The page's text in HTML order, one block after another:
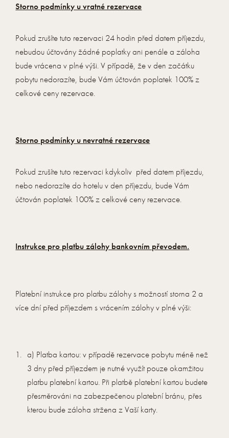
Storno podmínky u vratné rezervace
Pokud zrušíte tuto rezervaci 24 hodin před datem příjezdu,
nebudou účtovány žádné poplatky ani penále a záloha
bude vrácena v plné výši. V případě, že v den začátku
pobytu nedorazíte, bude Vám účtován poplatek 100% z
celkové ceny rezervace.
Storno podmínky u nevratné rezervace
Pokud zrušíte tuto rezervaci kdykoliv před datem příjezdu,
nebo nedorazíte do hotelu v den příjezdu, bude Vám
účtován poplatek 100% z celkové ceny rezervace.
Instrukce pro platbu zálohy bankovním převodem.
Platební instrukce pro platbu zálohy s možností storna 2 a
více dní před příjezdem s vrácením zálohy v plné výši:
a) Platba kartou: v případě rezervace pobytu méně než
3 dny před příjezdem je nutné využít pouze okamžitou
platbu platební kartou. Při platbě platební kartou budete
přesměrováni na zabezpečenou platební bránu, přes
kterou bude záloha stržena z Vaší karty.